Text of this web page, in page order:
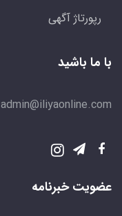
رپورتاژ آگهی
با ما باشید
admin@iliyaonline.com
عضویت خبرنامه